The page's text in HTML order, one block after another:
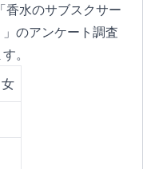
香水のサブスクサー
のアンケート調査
。